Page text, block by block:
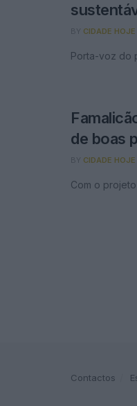
BY CIDADE HOJE
Porta-voz do
de boas
BY CIDADE HOJE
Com o projeto
Contactos